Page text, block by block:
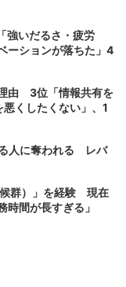
強いだるさ・疲労
ーションが落ちた」4
理由 3位「情報共有を
くしたくない」、1
人に奪われる レバ
群）」を経験 現在
時間が長すぎる」